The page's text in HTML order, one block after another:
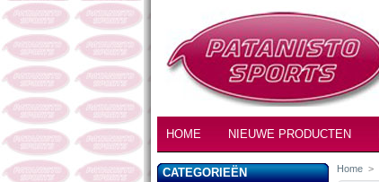
HOME NIEUWE PRODUCTEN
CATEGORIEËN
Home >